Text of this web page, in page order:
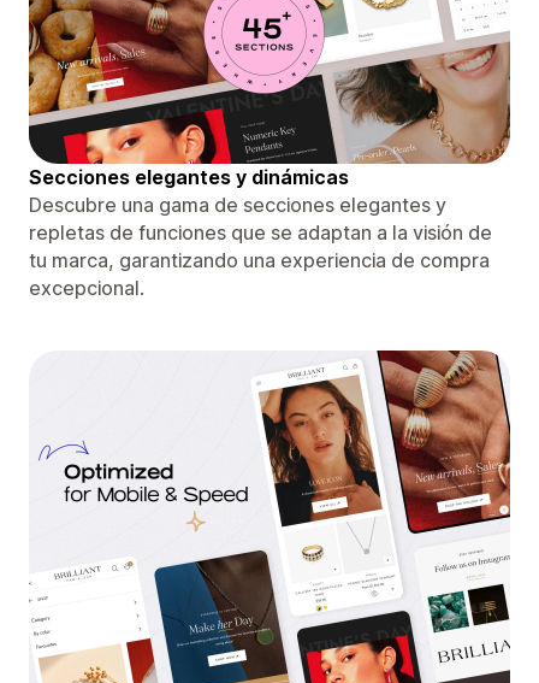
Secciones elegantes y dinámicas
Descubre una gama de secciones elegantes y
repletas de funciones que se adaptan a la visión de
tu marca, garantizando una experiencia de compra
excepcional.